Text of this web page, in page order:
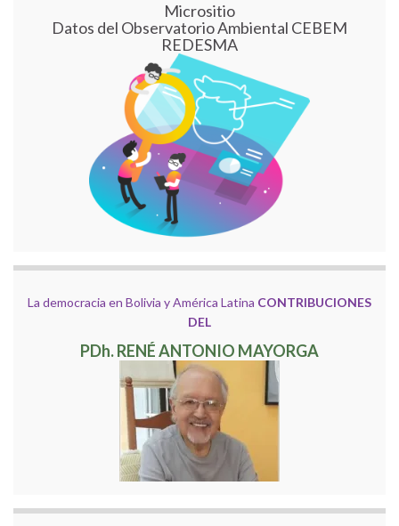
Micrositio
Datos del Observatorio Ambiental CEBEM
REDESMA
La democracia en Bolivia y América Latina CONTRIBUCIONES
DEL
PDh. RENÉ ANTONIO MAYORGA